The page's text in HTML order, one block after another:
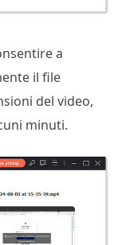
a
il file
del video,
minuti.